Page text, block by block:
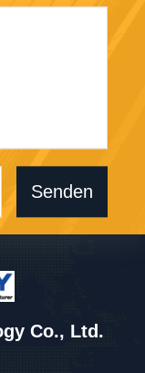
Senden
Co., Ltd.